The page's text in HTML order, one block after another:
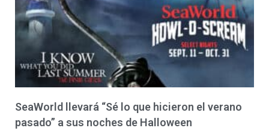
SeaWorld llevará “Sé lo que hicieron el verano
pasado” a sus noches de Halloween